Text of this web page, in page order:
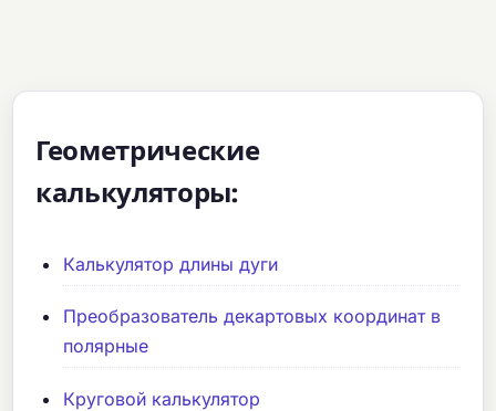
Геометрические
калькуляторы:
Калькулятор длины дуги
Преобразователь декартовых координат в
полярные
Круговой калькулятор